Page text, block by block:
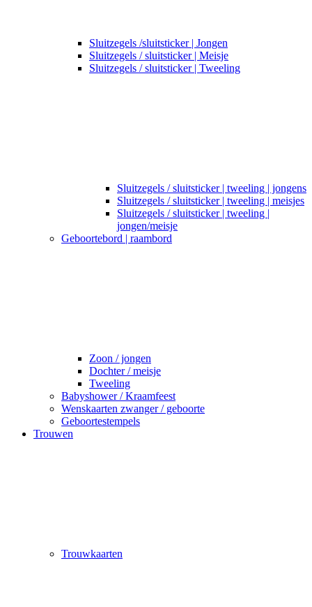
Sluitzegels /sluitsticker | Jongen
Sluitzegels / sluitsticker | Meisje
Sluitzegels / sluitsticker | Tweeling
Sluitzegels / sluitsticker | tweeling | jongens
Sluitzegels / sluitsticker | tweeling | meisjes
Sluitzegels / sluitsticker | tweeling |
jongen/meisje
Geboortebord | raambord
Zoon / jongen
Dochter / meisje
Tweeling
Babyshower / Kraamfeest
Wenskaarten zwanger / geboorte
Geboortestempels
Trouwen
Trouwkaarten